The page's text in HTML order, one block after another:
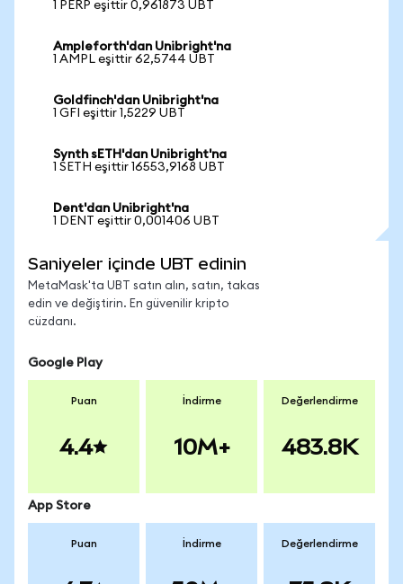
1 PERP eşittir 0,961873 UBT
Ampleforth'dan Unibright'na
1 AMPL eşittir 62,5744 UBT
Goldfinch'dan Unibright'na
1 GFI eşittir 1,5229 UBT
Synth sETH'dan Unibright'na
1 SETH eşittir 16553,9168 UBT
Dent'dan Unibright'na
1 DENT eşittir 0,001406 UBT
Saniyeler içinde UBT edinin
MetaMask'ta UBT satın alın, satın, takas
edin ve değiştirin. En güvenilir kripto
cüzdanı.
Google Play
Puan
4.4
İndirme
10M+
Değerlendirme
483.8K
App Store
Puan İndirme Değerlendirme